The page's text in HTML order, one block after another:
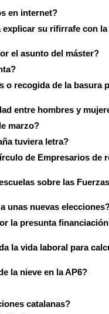
en internet?
explicar su rifirrafe con la
el asunto del máster?
o recogida de la basura
entre hombres y
marzo?
tuviera letra?
de Empresarios de
sobre las
unas nuevas
la presunta
la vida laboral para
la nieve en la AP6?
catalanas?